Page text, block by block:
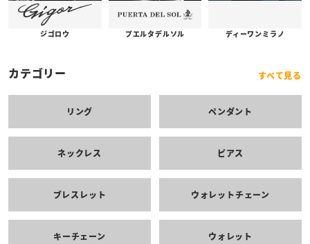
ジゴロウ プエルタデルソル ディーワンミラノ
カテゴリー すべて見る
リング ペンダント
ネックレス ピアス
ブレスレット ウォレットチェーン
キーチェーン ウォレット